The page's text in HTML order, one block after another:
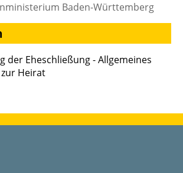
Baden-Württemberg
der Eheschließung - Allgemeines
Heirat